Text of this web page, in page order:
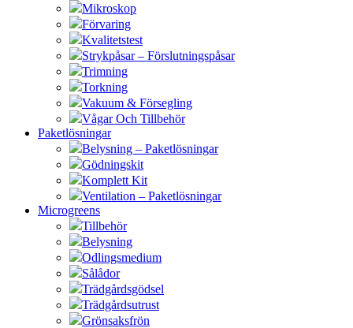
Mikroskop
Förvaring
Kvalitetstest
Strykpåsar – Förslutningspåsar
Trimning
Torkning
Vakuum & Försegling
Vågar Och Tillbehör
Paketlösningar
Belysning – Paketlösningar
Gödningskit
Komplett Kit
Ventilation – Paketlösningar
Microgreens
Tillbehör
Belysning
Odlingsmedium
Sålådor
Trädgårdsgödsel
Trädgårdsutrust
Grönsaksfrön